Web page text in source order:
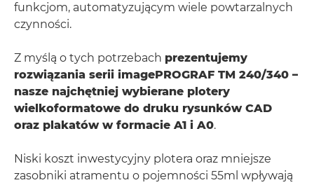
funkcjom, automatyzującym wiele powtarzalnych
czynności.
Z myślą o tych potrzebach prezentujemy
rozwiązania serii imagePROGRAF TM 240/340 –
nasze najchętniej wybierane plotery
wielkoformatowe do druku rysunków CAD
oraz plakatów w formacie A1 i A0.
Niski koszt inwestycyjny plotera oraz mniejsze
zasobniki atramentu o pojemności 55ml wpływają